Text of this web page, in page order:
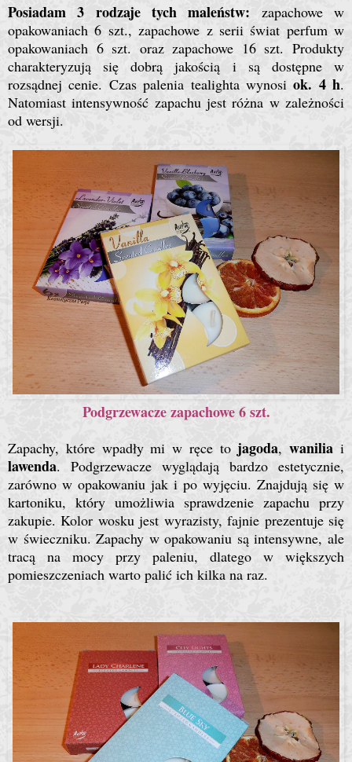
Posiadam 3 rodzaje tych maleństw: zapachowe w
opakowaniach 6 szt., zapachowe z serii świat perfum w
opakowaniach 6 szt. oraz zapachowe 16 szt. Produkty
charakteryzują się dobrą jakością i są dostępne w
rozsądnej cenie. Czas palenia tealighta wynosiok. 4 h.
Natomiast intensywność zapachu jest różna w zależności
od wersji.
Podgrzewacze zapachowe 6 szt.
Zapachy, które wpadły mi w ręce to jagoda,waniliai
lawenda. Podgrzewacze wyglądają bardzo estetycznie,
zarówno w opakowaniu jak i po wyjęciu. Znajdują się w
kartoniku, który umożliwia sprawdzenie zapachu przy
zakupie. Kolor wosku jest wyrazisty, fajnie prezentuje się
w świeczniku. Zapachy w opakowaniu są intensywne, ale
tracą na mocy przy paleniu, dlatego w większych
pomieszczeniach warto palić ich kilka na raz.